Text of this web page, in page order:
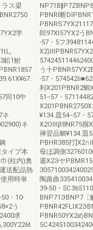
ラス梁
学
鉛1鮒
同10中
ネ
ネ
イプ本
(柱内)奥
送配品熱
用時単
・10-
う
求
PBNRl断
郎97Xl57YX2う
-57・5フ
う十
-57・
利X201PBNR2
51--57・
¥134.皿54--57・
X2OⅢβ8NR75掴
禅翌品鯛¥134.
PBHR385打
母ほ調側
週X2Эヤ
陶蕗曲
39-50・
BNP71ЭBNP7〔
PBNR50YX2め